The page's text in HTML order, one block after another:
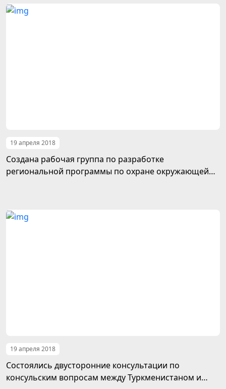
19 апреля 2018
Создана рабочая группа по разработке
региональной программы по охране окружающей
19 апреля 2018
Состоялись двусторонние консультации по
консульским вопросам между Туркменистаном и